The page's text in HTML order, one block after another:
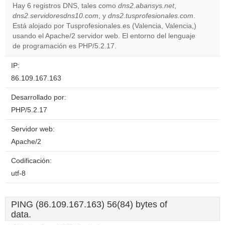
Do you
own this
website?
OK
Hay 6 registros DNS, tales como dns2.abansys.net,
dns2.servidoresdns10.com, y dns2.tusprofesionales.com.
Está alojado por Tusprofesionales.es (Valencia, Valencia,)
usando el Apache/2 servidor web. El entorno del lenguaje
de programación es PHP/5.2.17.
IP:
86.109.167.163
Desarrollado por:
PHP/5.2.17
Servidor web:
Apache/2
Codificación:
utf-8
PING (86.109.167.163) 56(84) bytes of
data.